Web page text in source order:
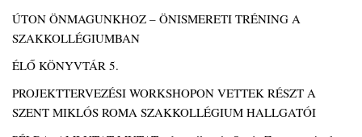
ÚTON ÖNMAGUNKHOZ – ÖNISMERETI TRÉNING A
SZAKKOLLÉGIUMBAN
ÉLŐ KÖNYVTÁR 5.
PROJEKTTERVEZÉSI WORKSHOPON VETTEK RÉSZT A
SZENT MIKLÓS ROMA SZAKKOLLÉGIUM HALLGATÓI